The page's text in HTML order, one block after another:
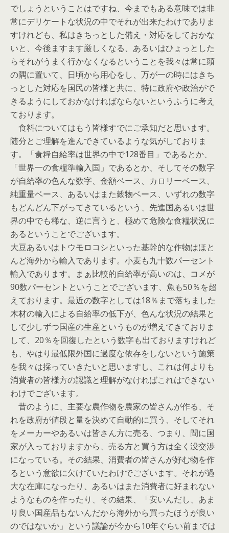
でしょうということはですね、今までもある意味では非
常にデリケートな状況の中でそれが出来たわけでありま
すけれども、私はきちっとした備え・対応をしておかな
いと、今後ますます厳しくなる、あるいはひょっとした
らそれがうまく行かなくなるということを我々は常に頭
の隅に置いて、日頃から用心をし、万が一の時にはきち
っとした対応を国民の皆様と共に、特に政府や政治がで
きるようにしておかなければならないというふうに考え
ております。
食料についてはもう皆様すでにご承知だと思います。
随分とご理解を進んできているような気がしておりま
す。「食糧自給率は世界の中で128番目」であるとか、
「世界一の食糧準輸入国」であるとか、そしてその数字
が自給率の色んな数字、金額ベース、カロリーベース、
純重量ベース、あるいはまた穀物ベース、いずれの数字
もどんどん下がってきているという、先進国あるいは世
界の中でも稀な、逆に言うと、極めて危険な食糧状況に
あるということでございます。
大豆あるいはトウモロコシといった基幹的な作物はほと
んど海外から輸入であります。小麦も九十数パーセント
輸入であります。まぁ比較的自給率が高いのは、コメが
90数パーセントということでございます、魚も50％を超
えております。最近の数字としては18％まで落ちました
木材の輸入による自給率の低下が、色んな状況の結果と
して少しずつ国産の生産というものが増えてきておりま
して、20％を回復したという数字も出ておりますけれど
も、やはり最低限外国に過度な依存をしないという施策
を我々は採っていきたいと思いますし、これは何よりも
消費者の皆様方の認識と理解がなければこれはできない
わけでございます。
昔のように、主要な農作物を農家の皆さんが作る、そ
れを政府が値段と量を決めて自動的に買う、そしてそれ
をメーカーやあるいは皆さん方に売る、つまり、間に国
家が入っておりますから、売る方と買う方は全く没交渉
になっている。その結果、消費者の皆さんが好む物を作
るという意欲に欠けていたわけでございます。それが過
大な在庫になったり、あるいはまた消費者に好まれない
ようなものを作ったり、その結果、「安いんだし、あま
り良い国産品もないんだから海外から買ったほうが良い
のではないか」という議論が今から10年ぐらい前までは